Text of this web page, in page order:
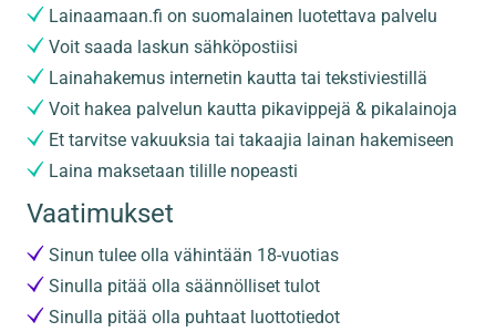
Lainaamaan.fi on suomalainen luotettava palvelu
Voit saada laskun sähköpostiisi
Lainahakemus internetin kautta tai tekstiviestillä
Voit hakea palvelun kautta pikavippejä & pikalainoja
Et tarvitse vakuuksia tai takaajia lainan hakemiseen
Laina maksetaan tilille nopeasti
Vaatimukset
Sinun tulee olla vähintään 18-vuotias
Sinulla pitää olla säännölliset tulot
Sinulla pitää olla puhtaat luottotiedot